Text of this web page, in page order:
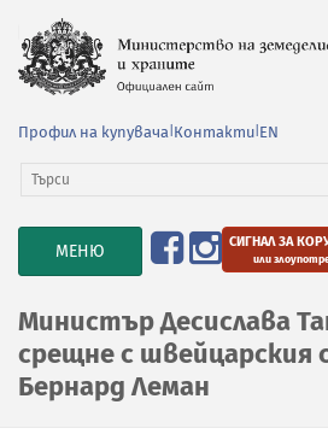
Профил на купувача Контакти EN
TOGGLE
NAVIGATION
МЕНЮ СИГНАЛ ЗА
или
Министър Десислава
срещне с швейцарския
Бернард Леман